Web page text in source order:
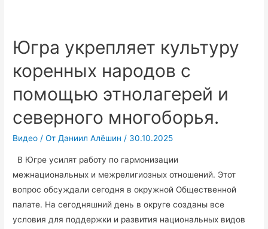
класс
декоративно-
прикладного
творчества
самоцветов»
Югра укрепляет культуру
коренных народов с
помощью этнолагерей и
северного многоборья.
Видео / От Даниил Алёшин / 30.10.2025
В Югре усилят работу по гармонизации
межнациональных и межрелигиозных отношений. Этот
вопрос обсуждали сегодня в окружной Общественной
палате. На сегодняшний день в округе созданы все
условия для поддержки и развития национальных видов